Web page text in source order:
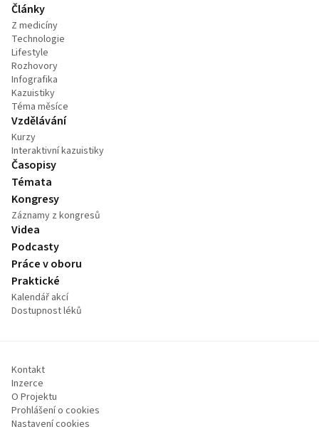
Články
Z medicíny
Technologie
Lifestyle
Rozhovory
Infografika
Kazuistiky
Téma měsíce
Vzdělávání
Kurzy
Interaktivní kazuistiky
Časopisy
Témata
Kongresy
Záznamy z kongresů
Videa
Podcasty
Práce v oboru
Praktické
Kalendář akcí
Dostupnost léků
Kontakt
Inzerce
O Projektu
Prohlášení o cookies
Nastavení cookies